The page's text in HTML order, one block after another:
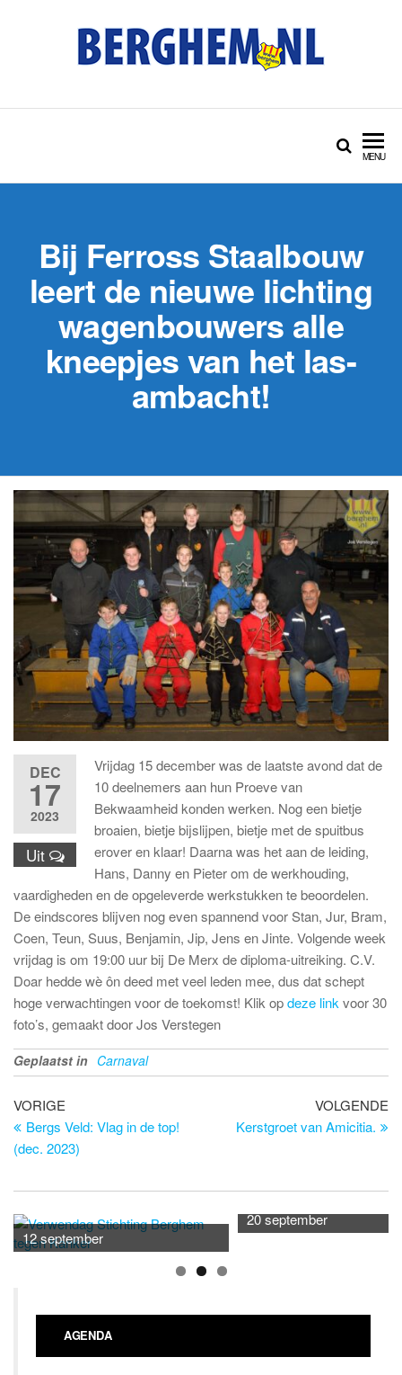
BERGHEM.NLvoor Bérgse mensen
MENU
Bij Ferross Staalbouw
leert de nieuwe lichting
wagenbouwers alle
kneepjes van het las-
ambacht!
DEC
17
2023
Uit
Vrijdag 15 december was de laatste avond dat de
10 deelnemers aan hun Proeve van
Bekwaamheid konden werken. Nog een bietje
broaien, bietje bijslijpen, bietje met de spuitbus
erover en klaar! Daarna was het aan de leiding,
Hans, Danny en Pieter om de werkhouding,
vaardigheden en de opgeleverde werkstukken te beoordelen.
De eindscores blijven nog even spannend voor Stan, Jur, Bram,
Coen, Teun, Suus, Benjamin, Jip, Jens en Jinte. Volgende week
vrijdag is om 19:00 uur bij De Merx de diploma-uitreiking. C.V.
Doar hedde wè ôn deed met veel leden mee, dus dat schept
hoge verwachtingen voor de toekomst! Klik opdeze linkvoor 30
foto’s, gemaakt door Jos Verstegen
Geplaatst in Carnaval
Bericht
navigatie
Vorig
bericht
VORIGE
Bergs Veld: Vlag in de top!
(dec. 2023)
VOLGENDE
Kerstgroet van Amicitia.
12 september
20 september
AGENDA